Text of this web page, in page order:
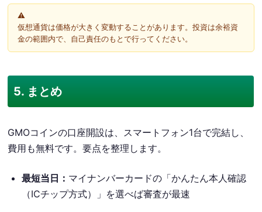
仮想通貨は価格が大きく変動することがあります。投資は余裕資
金の範囲内で、自己責任のもとで行ってください。
5. まとめ
GMOコインの口座開設は、スマートフォン1台で完結し、
費用も無料です。要点を整理します。
最短当日： マイナンバーカードの「かんたん本人確認
（ICチップ方式）」を選べば審査が最速